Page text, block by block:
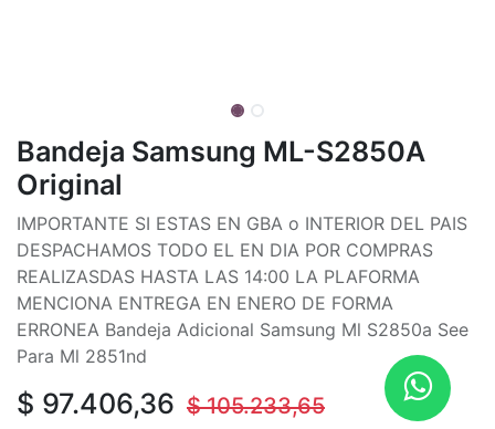
Bandeja Samsung ML-S2850A
Original
IMPORTANTE SI ESTAS EN GBA o INTERIOR DEL PAIS
DESPACHAMOS TODO EL EN DIA POR COMPRAS
REALIZASDAS HASTA LAS 14:00 LA PLAFORMA
MENCIONA ENTREGA EN ENERO DE FORMA
ERRONEA Bandeja Adicional Samsung Ml S2850a See
Para Ml 2851nd
$ 97.406,36 $105.233,65